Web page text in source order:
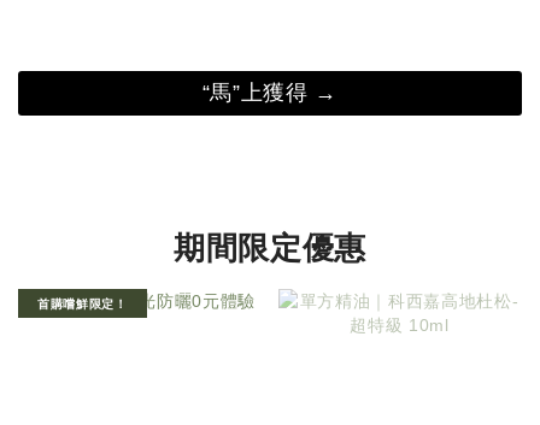
“馬”上獲得 →
期間限定優惠
首購嚐鮮限定！